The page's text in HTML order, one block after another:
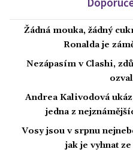
Žádná mouka, žádný
Ronalda je
Nezápasím v Clashi,
Andrea Kalivodová
jedna z
Vosy jsou v srpnu
jak je vyhnat